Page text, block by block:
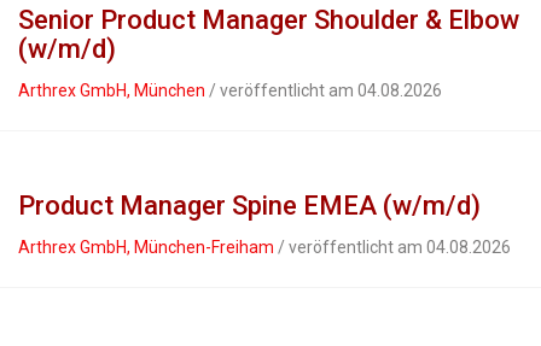
Senior Product Manager Shoulder & Elbow
(w/m/d)
Arthrex GmbH, München / veröffentlicht am 04.08.2026
Product Manager Spine EMEA (w/m/d)
Arthrex GmbH, München-Freiham / veröffentlicht am 04.08.2026